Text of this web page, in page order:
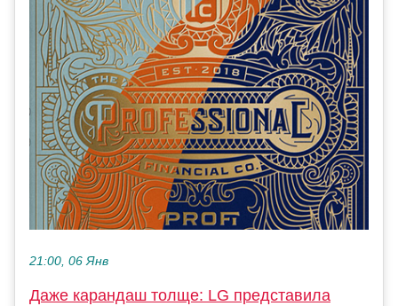
21:00, 06 Янв
Даже карандаш толще: LG представила